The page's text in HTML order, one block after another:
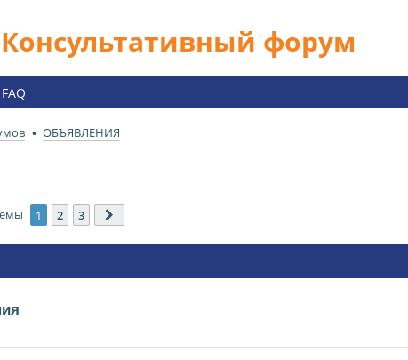
Консультативный форум
FAQ
ОБЪЯВЛЕНИЯ
1 2 3